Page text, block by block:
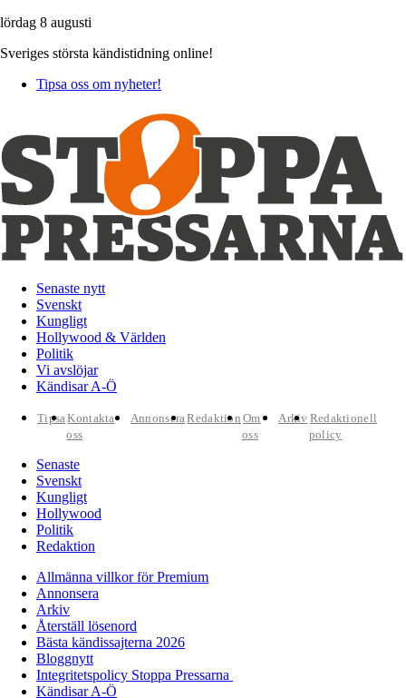
lördag 8 augusti
Sveriges största kändistidning online!
Tipsa oss om nyheter!
Senaste nytt
Svenskt
Kungligt
Hollywood & Världen
Politik
Vi avslöjar
Kändisar A-Ö
TipsaKontakta
oss
AnnonseraRedaktion Om
oss
Arkiv Redaktionell
policy
Senaste
Svenskt
Kungligt
Hollywood
Politik
Redaktion
Allmänna villkor för Premium
Annonsera
Arkiv
Återställ lösenord
Bästa kändissajterna 2026
Bloggnytt
Integritetspolicy Stoppa Pressarna
Kändisar A-Ö